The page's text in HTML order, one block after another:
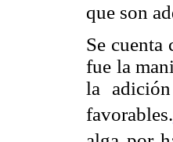
que son
Se
fue la
la
favorables.